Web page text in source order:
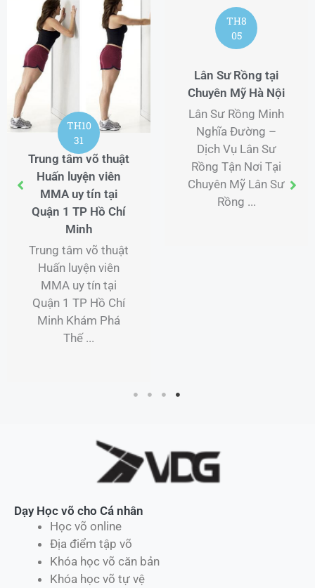
TH8
05
Sư Rồng tại
Mỹ Hà Nội
Sư Rồng Minh
Đường –
Vụ Lân Sư
Tận Nơi Tại
Mỹ Lân Sư
Rồng ...
Trung tâm võ thuật
uy tín tại Thủ Đức
TP Hồ Chí Minh
Trung tâm võ thuật
uy tín tại Thủ Đức
TP Hồ Chí Minh Võ
thuật là một hình
thức tập ...
Dạy Học võ cho Cá nhân
Học võ online
Địa điểm tập võ
Khóa học võ căn bản
Khóa học võ tự vệ